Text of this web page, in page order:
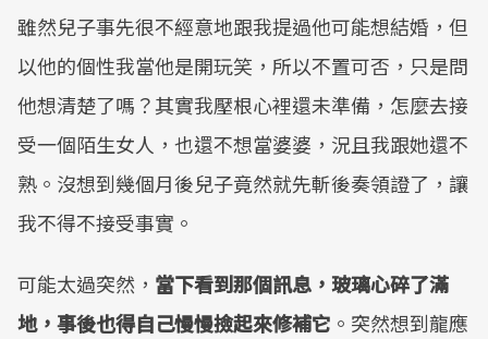
雖然兒子事先很不經意地跟我提過他可能想結婚，但
以他的個性我當他是開玩笑，所以不置可否，只是問
他想清楚了嗎？其實我壓根心裡還未準備，怎麼去接
受一個陌生女人，也還不想當婆婆，況且我跟她還不
熟。沒想到幾個月後兒子竟然就先斬後奏領證了，讓
我不得不接受事實。
可能太過突然， 當下看到那個訊息，玻璃心碎了滿
地，事後也得自己慢慢撿起來修補它 。突然想到龍應